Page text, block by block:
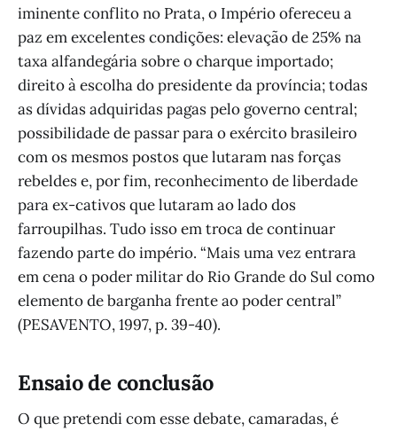
iminente conflito no Prata, o Império ofereceu a
paz em excelentes condições: elevação de 25% na
taxa alfandegária sobre o charque importado;
direito à escolha do presidente da província; todas
as dívidas adquiridas pagas pelo governo central;
possibilidade de passar para o exército brasileiro
com os mesmos postos que lutaram nas forças
rebeldes e, por fim, reconhecimento de liberdade
para ex-cativos que lutaram ao lado dos
farroupilhas. Tudo isso em troca de continuar
fazendo parte do império. “Mais uma vez entrara
em cena o poder militar do Rio Grande do Sul como
elemento de barganha frente ao poder central”
(PESAVENTO, 1997, p. 39-40).
Ensaio de conclusão
O que pretendi com esse debate, camaradas, é